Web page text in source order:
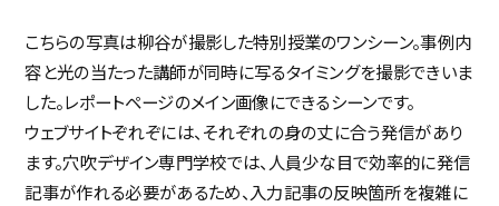
こちらの写真は柳谷が撮影した特別授業のワンシーン。事例内
容と光の当たった講師が同時に写るタイミングを撮影できいま
した。レポートページのメイン画像にできるシーンです。
ウェブサイトぞれぞには、それぞれの身の丈に合う発信があり
ます。穴吹デザイン専門学校では、人員少な目で効率的に発信
記事が作れる必要があるため、入力記事の反映箇所を複雑に